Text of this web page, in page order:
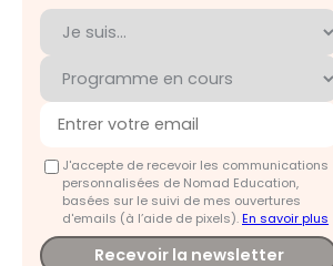
J'accepte de recevoir les communications
personnalisées de Nomad Education,
basées sur le suivi de mes ouvertures
d'emails (à l’aide de pixels).En savoir plus
Recevoir la newsletter